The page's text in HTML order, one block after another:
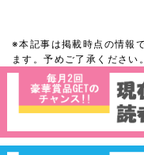
※本記事は掲載時点の情報
ます。予めご了承ください。